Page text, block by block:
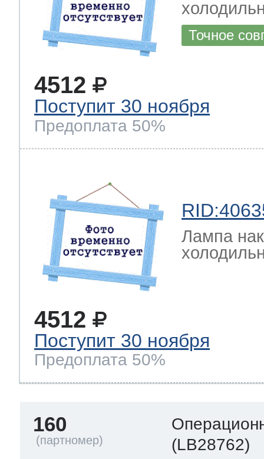
Точное
4512
Поступит 30 ноября
Предоплата 50%
Лампа
4512
Поступит 30 ноября
Предоплата 50%
160
(LB28762)